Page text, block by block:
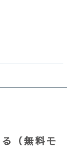
（無料モ